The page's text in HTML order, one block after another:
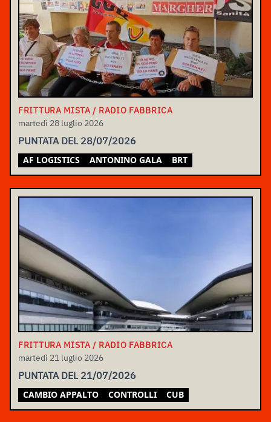
FRITTURA MISTA / RADIO FABBRICA
martedì 28 luglio 2026
PUNTATA DEL 28/07/2026
AF LOGISTICS ANTONINO GALA BRT
FRITTURA MISTA / RADIO FABBRICA
martedì 21 luglio 2026
PUNTATA DEL 21/07/2026
CAMBIO APPALTO CONTROLLI CUB